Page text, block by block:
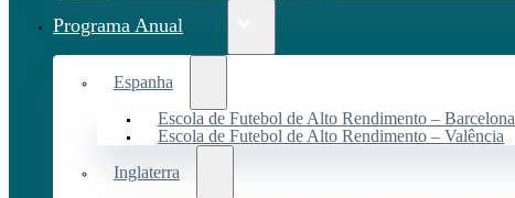
Programa Anual
Espanha
Escola de Futebol de Alto Rendimento – Barcelona
Escola de Futebol de Alto Rendimento – Valência
Inglaterra